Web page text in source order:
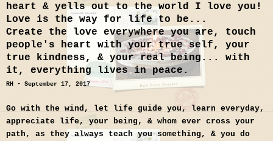
heart & yells out to the world I love you!
Love is the way for life to be...
Create the love everywhere you are, touch
people's heart with your true self, your
true kindness, & your real being... with
it, everything lives in peace.
RH - September 17, 2017
Go with the wind, let life guide you, learn everyday,
appreciate life, your being, & whom ever cross your
path, as they always teach you something, & you do